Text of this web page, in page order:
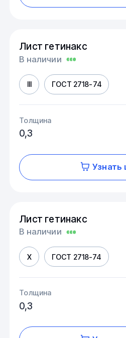
Лист гетинакс
В наличии
III ГОСТ 2718-74
Толщина
0,3
Узнать
Лист гетинакс
В наличии
X ГОСТ 2718-74
Толщина
0,3